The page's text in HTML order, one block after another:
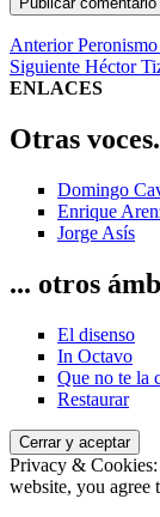
Navegación
de
Anterior Entrada
anterior:
Siguiente Entrada
siguiente:
Héctor
ENLACES
Otras
Domingo
Enrique
Jorge Asís
... otros
El disenso
In Octavo
Que no te la
Restaurar
Privacy &
website, you agree